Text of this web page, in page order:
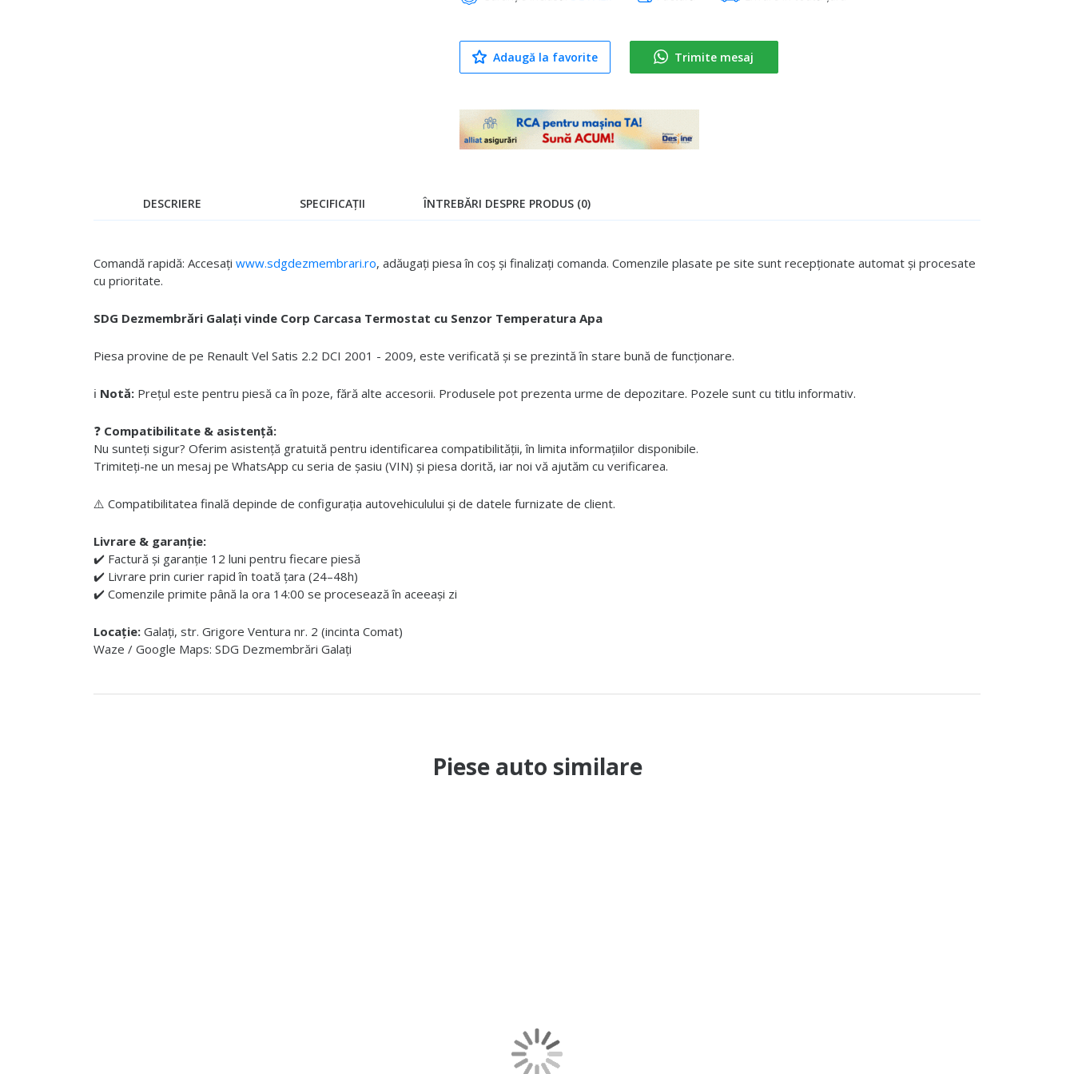
Adaugă la favorite Trimite mesaj
DESCRIERE
Comandă rapidă: Accesați www.sdgdezmembrari.ro, adăugați piesa în coș și finalizați comanda. Comenzile plasate pe site sunt recepționate automat și procesate
cu prioritate.
SDG Dezmembrări Galați vinde Corp Carcasa Termostat cu Senzor Temperatura Apa
Piesa provine de pe Renault Vel Satis 2.2 DCI 2001 - 2009, este verificată și se prezintă în stare bună de funcționare.
ℹ️ Notă: Prețul este pentru piesă ca în poze, fără alte accesorii. Produsele pot prezenta urme de depozitare. Pozele sunt cu titlu informativ.
❓ Compatibilitate & asistență:
Nu sunteți sigur? Oferim asistență gratuită pentru identificarea compatibilității, în limita informațiilor disponibile.
Trimiteți-ne un mesaj pe WhatsApp cu seria de șasiu (VIN) și piesa dorită, iar noi vă ajutăm cu verificarea.
⚠️ Compatibilitatea finală depinde de configurația autovehiculului și de datele furnizate de client.
Livrare & garanție:
✔️ Factură și garanție 12 luni pentru fiecare piesă
✔️ Livrare prin curier rapid în toată țara (24–48h)
✔️ Comenzile primite până la ora 14:00 se procesează în aceeași zi
Locație: Galați, str. Grigore Ventura nr. 2 (incinta Comat)
Waze / Google Maps: SDG Dezmembrări Galați
SPECIFICAȚII ÎNTREBĂRI DESPRE PRODUS (0)
Piese auto similare